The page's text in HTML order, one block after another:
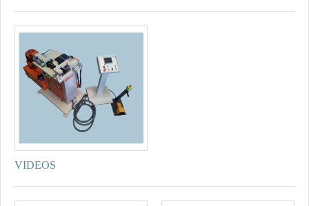
VIDEOS